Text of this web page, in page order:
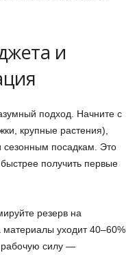
и
подход. Начните с
крупные растения),
сезонным посадкам. Это
получить первые
резерв на
уходит 40–60%
рабочую силу —